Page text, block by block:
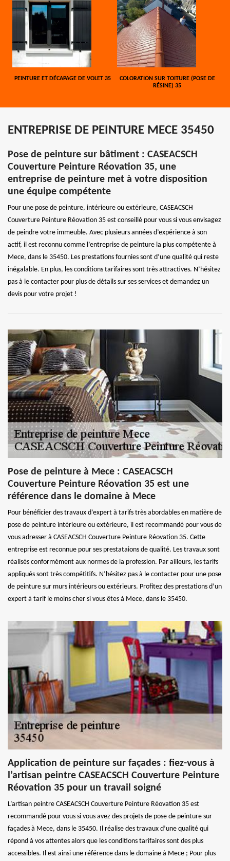
PEINTURE ET DÉCAPAGE DE VOLET 35
COLORATION SUR TOITURE (POSE DE
RÉSINE) 35
ENTREPRISE DE PEINTURE MECE 35450
Pose de peinture sur bâtiment : CASEACSCH
Couverture Peinture Réovation 35, une
entreprise de peinture met à votre disposition
une équipe compétente
Pour une pose de peinture, intérieure ou extérieure, CASEACSCH
Couverture Peinture Réovation 35 est conseillé pour vous si vous envisagez
de peindre votre immeuble. Avec plusieurs années d’expérience à son
actif, il est reconnu comme l’entreprise de peinture la plus compétente à
Mece, dans le 35450. Les prestations fournies sont d’une qualité qui reste
inégalable. En plus, les conditions tarifaires sont très attractives. N’hésitez
pas à le contacter pour plus de détails sur ses services et demandez un
devis pour votre projet !
Pose de peinture à Mece : CASEACSCH
Couverture Peinture Réovation 35 est une
référence dans le domaine à Mece
Pour bénéficier des travaux d’expert à tarifs très abordables en matière de
pose de peinture intérieure ou extérieure, il est recommandé pour vous de
vous adresser à CASEACSCH Couverture Peinture Réovation 35. Cette
entreprise est reconnue pour ses prestataions de qualité. Les travaux sont
réalisés conformément aux normes de la profession. Par ailleurs, les tarifs
appliqués sont très compétitifs. N’hésitez pas à le contacter pour une pose
de peinture sur murs intérieurs ou extérieurs. Profitez des prestations d’un
expert à tarif le moins cher si vous êtes à Mece, dans le 35450.
Application de peinture sur façades : fiez-vous à
l’artisan peintre CASEACSCH Couverture Peinture
Réovation 35 pour un travail soigné
L’artisan peintre CASEACSCH Couverture Peinture Réovation 35 est
recommandé pour vous si vous avez des projets de pose de peinture sur
façades à Mece, dans le 35450. Il réalise des travaux d’une qualité qui
répond à vos attentes alors que les conditions tarifaires sont des plus
accessibles. Il est ainsi une référence dans le domaine à Mece ; Pour plus